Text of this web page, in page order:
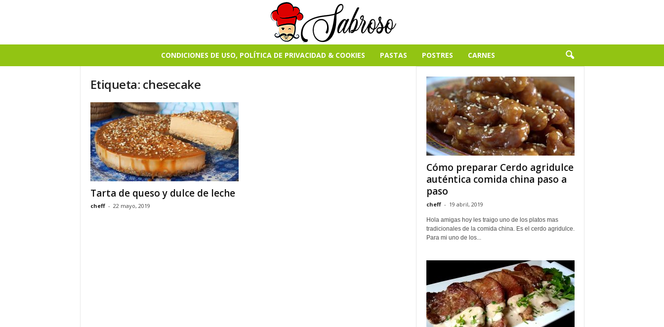
CONDICIONES DE USO, POLÍTICA DE PRIVACIDAD & COOKIES PASTAS POSTRES CARNES
Etiqueta: chesecake
Tarta de queso y dulce de leche
cheff - 22 mayo, 2019
Cómo preparar Cerdo agridulce
auténtica comida china paso a
paso
cheff - 19 abril, 2019
Hola amigas hoy les traigo uno de los platos mas
tradicionales de la comida china. Es el cerdo agridulce.
Para mi uno de los...